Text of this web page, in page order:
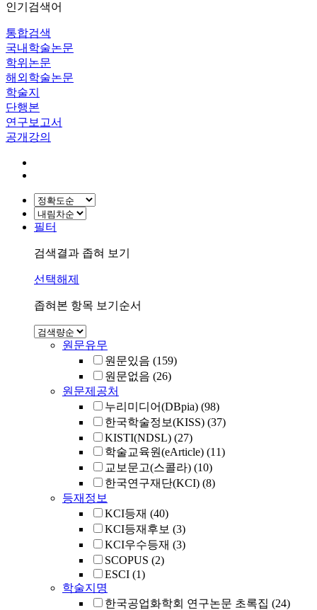
인기검색어
통합검색
국내학술논문
학위논문
해외학술논문
학술지
단행본
연구보고서
공개강의
필터
검색결과 좁혀 보기
선택해제
좁혀본 항목 보기순서
원문유무
원문있음 (159)
원문없음 (26)
원문제공처
누리미디어(DBpia) (98)
한국학술정보(KISS) (37)
KISTI(NDSL) (27)
학술교육원(eArticle) (11)
교보문고(스콜라) (10)
한국연구재단(KCI) (8)
등재정보
KCI등재 (40)
KCI등재후보 (3)
KCI우수등재 (3)
SCOPUS (2)
ESCI (1)
학술지명
한국공업화학회 연구논문 초록집 (24)